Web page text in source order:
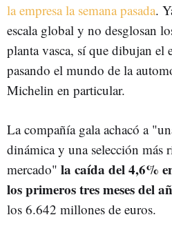
la empresa la semana pasada.
escala global y no desglosan
planta vasca, sí que dibujan el
pasando el mundo de la
Michelin en particular.
La compañía gala achacó a
dinámica y una selección más
mercado" la caída del 4,6%
los primeros tres meses del
los 6.642 millones de euros.